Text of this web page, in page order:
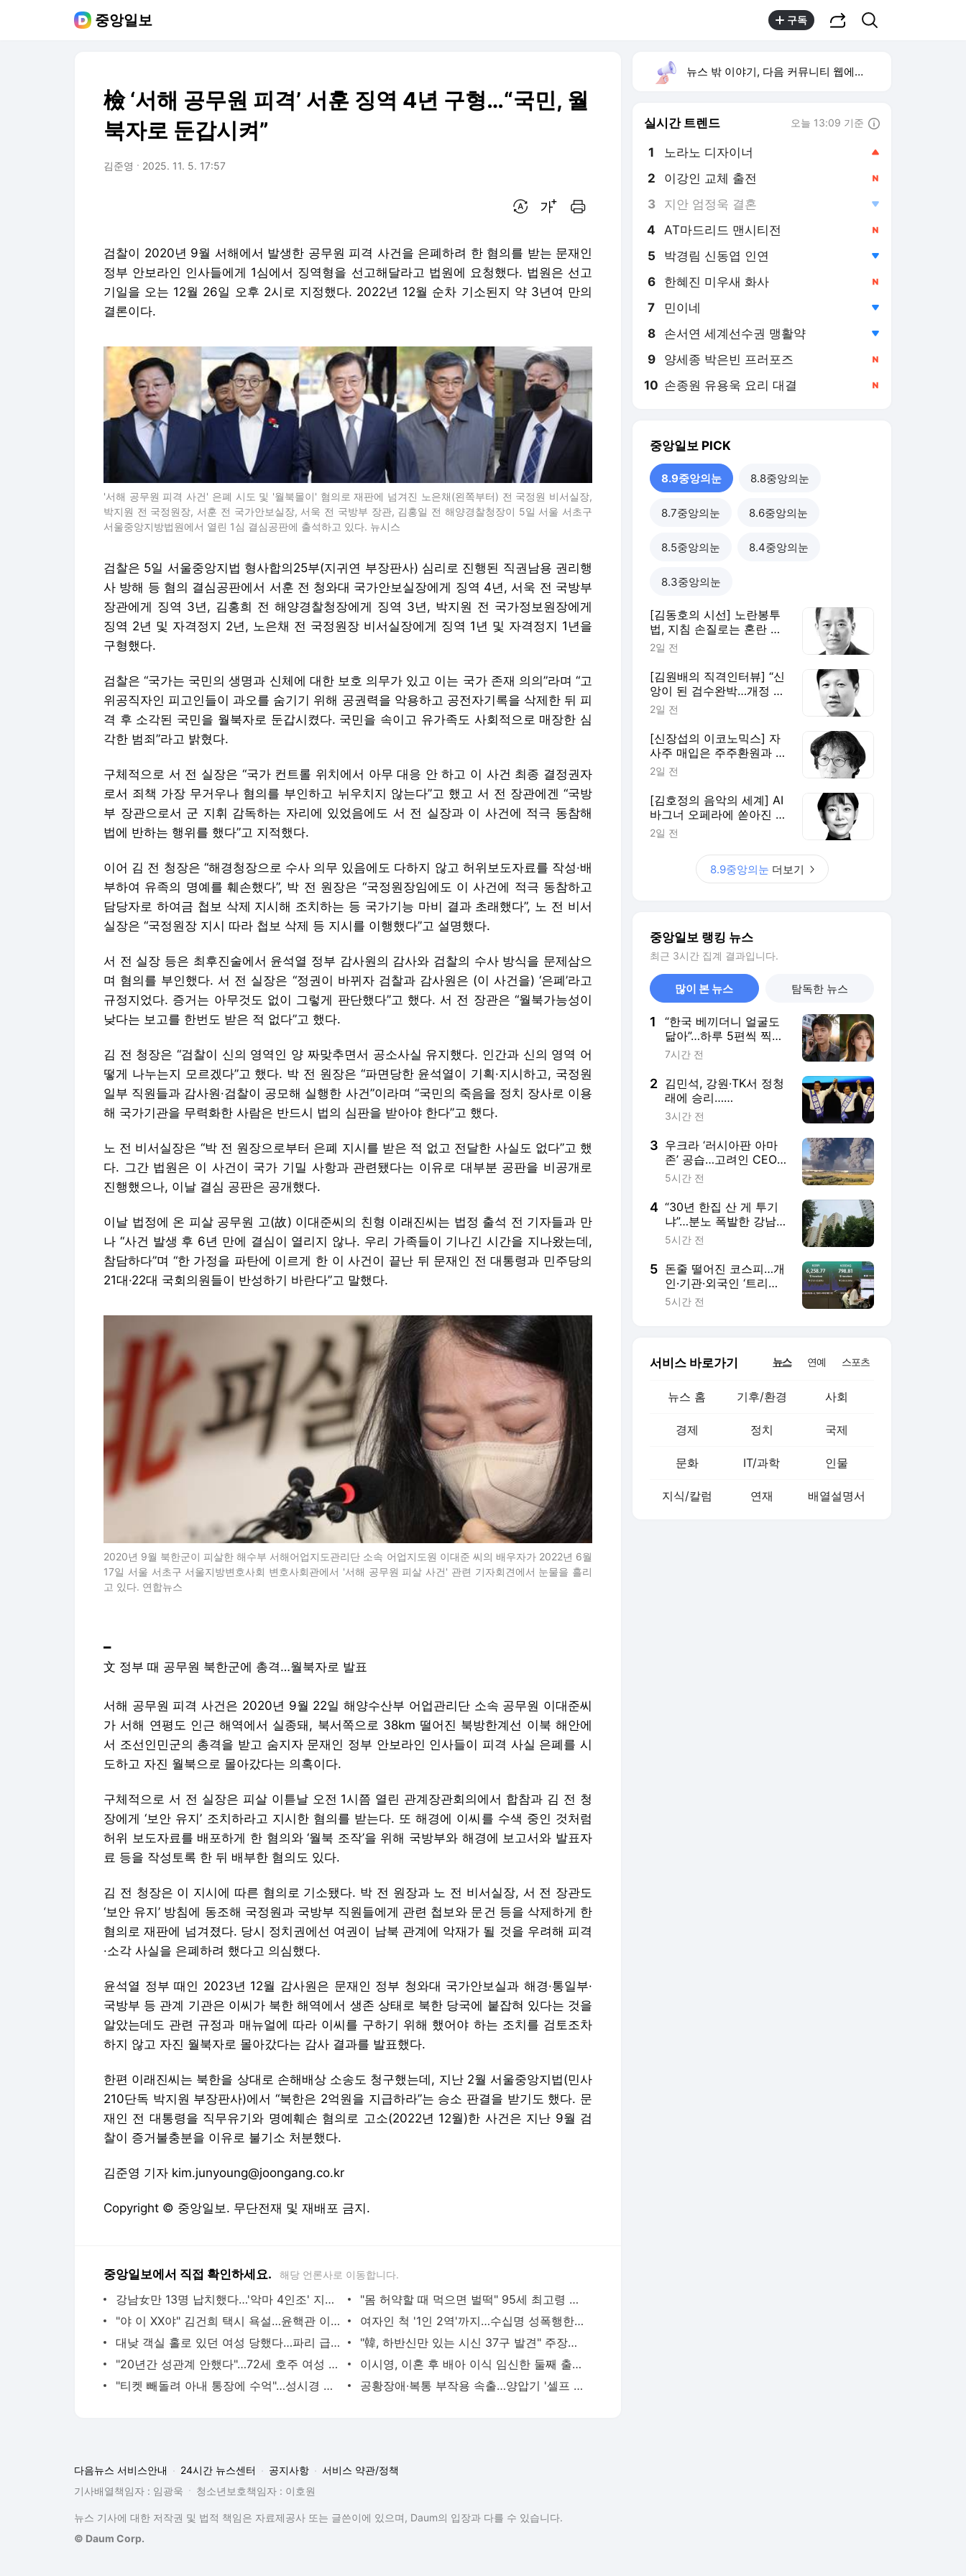
중앙일보 구독
檢 ‘서해 공무원 피격’ 서훈 징역 4년 구형…“국민, 월
북자로 둔갑시켜”
김준영 2025. 11. 5. 17:57
검찰이 2020년 9월 서해에서 발생한 공무원 피격 사건을 은폐하려 한 혐의를 받는 문재인
정부 안보라인 인사들에게 1심에서 징역형을 선고해달라고 법원에 요청했다. 법원은 선고
기일을 오는 12월 26일 오후 2시로 지정했다. 2022년 12월 순차 기소된지 약 3년여 만의
결론이다.
'서해 공무원 피격 사건' 은폐 시도 및 '월북몰이' 혐의로 재판에 넘겨진 노은채(왼쪽부터) 전 국정원 비서실장,
박지원 전 국정원장, 서훈 전 국가안보실장, 서욱 전 국방부 장관, 김홍일 전 해양경찰청장이 5일 서울 서초구
서울중앙지방법원에서 열린 1심 결심공판에 출석하고 있다. 뉴시스
검찰은 5일 서울중앙지법 형사합의25부(지귀연 부장판사) 심리로 진행된 직권남용 권리행
사 방해 등 혐의 결심공판에서 서훈 전 청와대 국가안보실장에게 징역 4년, 서욱 전 국방부
장관에게 징역 3년, 김홍희 전 해양경찰청장에게 징역 3년, 박지원 전 국가정보원장에게
징역 2년 및 자격정지 2년, 노은채 전 국정원장 비서실장에게 징역 1년 및 자격정지 1년을
구형했다.
검찰은 “국가는 국민의 생명과 신체에 대한 보호 의무가 있고 이는 국가 존재 의의”라며 “고
위공직자인 피고인들이 과오를 숨기기 위해 공권력을 악용하고 공전자기록을 삭제한 뒤 피
격 후 소각된 국민을 월북자로 둔갑시켰다. 국민을 속이고 유가족도 사회적으로 매장한 심
각한 범죄”라고 밝혔다.
구체적으로 서 전 실장은 “국가 컨트롤 위치에서 아무 대응 안 하고 이 사건 최종 결정권자
로서 죄책 가장 무거우나 혐의를 부인하고 뉘우치지 않는다”고 했고 서 전 장관에겐 “국방
부 장관으로서 군 지휘 감독하는 자리에 있었음에도 서 전 실장과 이 사건에 적극 동참해
법에 반하는 행위를 했다”고 지적했다.
이어 김 전 청장은 “해경청장으로 수사 의무 있음에도 다하지 않고 허위보도자료를 작성·배
부하여 유족의 명예를 훼손했다”, 박 전 원장은 “국정원장임에도 이 사건에 적극 동참하고
담당자로 하여금 첩보 삭제 지시해 조치하는 등 국가기능 마비 결과 초래했다”, 노 전 비서
실장은 “국정원장 지시 따라 첩보 삭제 등 지시를 이행했다”고 설명했다.
서 전 실장 등은 최후진술에서 윤석열 정부 감사원의 감사와 검찰의 수사 방식을 문제삼으
며 혐의를 부인했다. 서 전 실장은 “정권이 바뀌자 검찰과 감사원은 (이 사건을) ‘은폐’라고
규정지었다. 증거는 아무것도 없이 그렇게 판단했다”고 했다. 서 전 장관은 “월북가능성이
낮다는 보고를 한번도 받은 적 없다”고 했다.
김 전 청장은 “검찰이 신의 영역인 양 짜맞추면서 공소사실 유지했다. 인간과 신의 영역 어
떻게 나누는지 모르겠다”고 했다. 박 전 원장은 “파면당한 윤석열이 기획·지시하고, 국정원
일부 직원들과 감사원·검찰이 공모해 실행한 사건”이라며 “국민의 죽음을 정치 장사로 이용
해 국가기관을 무력화한 사람은 반드시 법의 심판을 받아야 한다”고 했다.
노 전 비서실장은 “박 전 원장으로부터 은폐 지시를 받은 적 없고 전달한 사실도 없다”고 했
다. 그간 법원은 이 사건이 국가 기밀 사항과 관련됐다는 이유로 대부분 공판을 비공개로
진행했으나, 이날 결심 공판은 공개했다.
이날 법정에 온 피살 공무원 고(故) 이대준씨의 친형 이래진씨는 법정 출석 전 기자들과 만
나 “사건 발생 후 6년 만에 결심이 열리지 않나. 우리 가족들이 기나긴 시간을 지나왔는데,
참담하다”며 “한 가정을 파탄에 이르게 한 이 사건이 끝난 뒤 문재인 전 대통령과 민주당의
21대·22대 국회의원들이 반성하기 바란다”고 말했다.
2020년 9월 북한군이 피살한 해수부 서해어업지도관리단 소속 어업지도원 이대준 씨의 배우자가 2022년 6월
17일 서울 서초구 서울지방변호사회 변호사회관에서 '서해 공무원 피살 사건' 관련 기자회견에서 눈물을 흘리
고 있다. 연합뉴스
━
文 정부 때 공무원 북한군에 총격…월북자로 발표
서해 공무원 피격 사건은 2020년 9월 22일 해양수산부 어업관리단 소속 공무원 이대준씨
가 서해 연평도 인근 해역에서 실종돼, 북서쪽으로 38km 떨어진 북방한계선 이북 해안에
서 조선인민군의 총격을 받고 숨지자 문재인 정부 안보라인 인사들이 피격 사실 은폐를 시
도하고 자진 월북으로 몰아갔다는 의혹이다.
구체적으로 서 전 실장은 피살 이튿날 오전 1시쯤 열린 관계장관회의에서 합참과 김 전 청
장에게 ‘보안 유지’ 조치하라고 지시한 혐의를 받는다. 또 해경에 이씨를 수색 중인 것처럼
허위 보도자료를 배포하게 한 혐의와 ‘월북 조작’을 위해 국방부와 해경에 보고서와 발표자
료 등을 작성토록 한 뒤 배부한 혐의도 있다.
김 전 청장은 이 지시에 따른 혐의로 기소됐다. 박 전 원장과 노 전 비서실장, 서 전 장관도
‘보안 유지’ 방침에 동조해 국정원과 국방부 직원들에게 관련 첩보와 문건 등을 삭제하게 한
혐의로 재판에 넘겨졌다. 당시 정치권에선 여권이 남북 관계에 악재가 될 것을 우려해 피격
·소각 사실을 은폐하려 했다고 의심했다.
윤석열 정부 때인 2023년 12월 감사원은 문재인 정부 청와대 국가안보실과 해경·통일부·
국방부 등 관계 기관은 이씨가 북한 해역에서 생존 상태로 북한 당국에 붙잡혀 있다는 것을
알았는데도 관련 규정과 매뉴얼에 따라 이씨를 구하기 위해 했어야 하는 조치를 검토조차
하지 않고 자진 월북자로 몰아갔다는 감사 결과를 발표했다.
한편 이래진씨는 북한을 상대로 손해배상 소송도 청구했는데, 지난 2월 서울중앙지법(민사
210단독 박지원 부장판사)에서 “북한은 2억원을 지급하라”는 승소 판결을 받기도 했다. 문
재인 전 대통령을 직무유기와 명예훼손 혐의로 고소(2022년 12월)한 사건은 지난 9월 검
찰이 증거불충분을 이유로 불기소 처분했다.
김준영 기자 kim.junyoung@joongang.co.kr
Copyright © 중앙일보. 무단전재 및 재배포 금지.
중앙일보에서 직접 확인하세요. 해당 언론사로 이동합니다.
강남女만 13명 납치했다…'악마 4인조' 지하방서 벌어진 일 | 중앙일보
"몸 허약할 때 먹으면 벌떡" 95세 최고령 가수의 마법가루 | 중앙일보
"야 이 XX야" 김건희 택시 욕설…윤핵관 이상휘 실종사건 전말 [실록 윤석열 시대] | 중앙일보
여자인 척 '1인 2역'까지…수십명 성폭행한 30대 남성 충격 범행 | 중앙일보
대낮 객실 홀로 있던 여성 당했다…파리 급행열차 뒤덮은 비명 | 중앙일보
"韓, 하반신만 있는 시신 37구 발견" 주장…96만 유튜버 경찰 수사 | 중앙일보
"20년간 성관계 안했다"…72세 호주 여성 뜻밖의 동안 비결 | 중앙일보
이시영, 이혼 후 배아 이식 임신한 둘째 출산…"선물이라 생각" | 중앙일보
"티켓 빼돌려 아내 통장에 수억"…성시경 전 매니저 내부 폭로 | 중앙일보
공황장애∙복통 부작용 속출…양압기 '셀프 처방' 큰코 다친다 | 중앙일보
뉴스 밖 이야기, 다음 커뮤니티 웹에서 보기
실시간 트렌드 오늘 13:09 기준
1 노라노 디자이너
2 이강인 교체 출전
3 지안 엄정욱 결혼
4 AT마드리드 맨시티전
5 박경림 신동엽 인연
6 한혜진 미우새 화사
7 민이네
8 손서연 세계선수권 맹활약
9 양세종 박은빈 프러포즈
10 손종원 유용욱 요리 대결
중앙일보 PICK
8.9중앙의눈 8.8중앙의눈
8.7중앙의눈 8.6중앙의눈
8.5중앙의눈 8.4중앙의눈
8.3중앙의눈
[김동호의 시선] 노란봉투
법, 지침 손질로는 혼란 못
막는다
2일 전
[김원배의 직격인터뷰] “신
앙이 된 검수완박…개정 형
소법은 개혁의 과잉”
2일 전
[신장섭의 이코노믹스] 자
사주 매입은 주주환원과 무
관, 단기 투기 부추길 뿐
2일 전
[김호정의 음악의 세계] AI
바그너 오페라에 쏟아진 야
유
2일 전
8.9중앙의눈 더보기
중앙일보 랭킹 뉴스
최근 3시간 집계 결과입니다.
많이 본 뉴스 탐독한 뉴스
1
“한국 베끼더니 얼굴도
닮아”…하루 5편씩 찍어
내는 中 ‘숏드’
7시간 전
2 김민석, 강원·TK서 정청
래에 승리…
0.99→1.48%p 격차 벌
3시간 전
3 우크라 ‘러시아판 아마
존’ 공습…고려인 CEO 8
조 날렸다
5시간 전
4 “30년 한집 산 게 투기
냐”…분노 폭발한 강남
노인들
5시간 전
5 돈줄 떨어진 코스피…개
인·기관·외국인 ‘트리플
자금’ 모두 줄었다
5시간 전
서비스 바로가기 뉴스 연예 스포츠
뉴스 홈 기후/환경 사회
경제 정치 국제
문화 IT/과학 인물
지식/칼럼 연재 배열설명서
다음뉴스 서비스안내 24시간 뉴스센터 공지사항
서비스 약관/정책
기사배열책임자 : 임광욱
청소년보호책임자 : 이호원
뉴스 기사에 대한 저작권 및 법적 책임은 자료제공사 또는 글쓴이에 있으며, Daum의 입장과 다를 수 있습니다.
© Daum Corp.